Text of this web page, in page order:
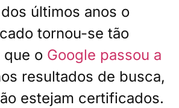
últimos anos o
tornou-se tão
que o Google passou a
resultados de busca,
estejam certificados.